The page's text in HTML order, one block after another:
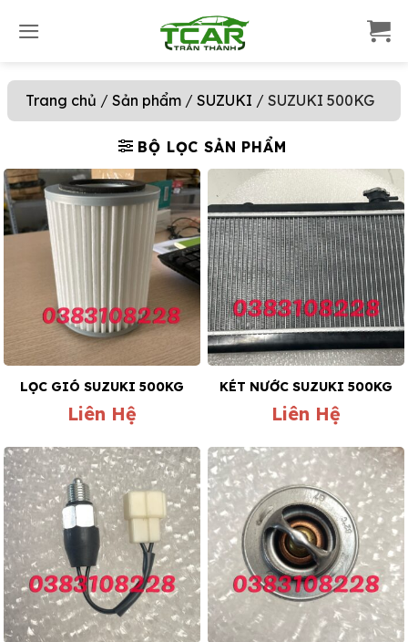
o
n
t
e
Trang chủ / Sản phẩm / SUZUKI / SUZUKI 500KG
BỘ LỌC SẢN PHẨM
LỌC GIÓ SUZUKI 500KG
Liên Hệ
KÉT NƯỚC SUZUKI 500KG
Liên Hệ